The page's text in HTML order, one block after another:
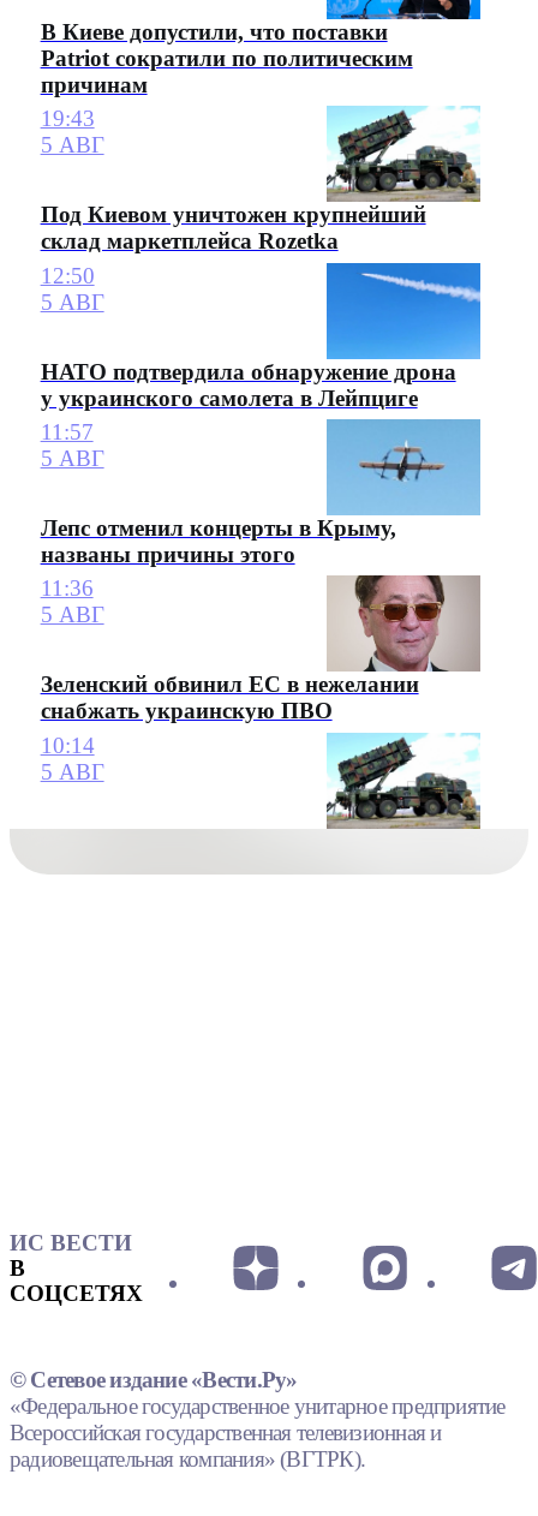
В Киеве допустили, что поставки
Patriot сократили по политическим
причинам
19:43
5 АВГ
Под Киевом уничтожен крупнейший
склад маркетплейса Rozetka
12:50
5 АВГ
НАТО подтвердила обнаружение дрона
у украинского самолета в Лейпциге
11:57
5 АВГ
Лепс отменил концерты в Крыму,
названы причины этого
11:36
5 АВГ
Зеленский обвинил ЕС в нежелании
снабжать украинскую ПВО
10:14
5 АВГ
ИС ВЕСТИ
В
СОЦСЕТЯХ
© Сетевое издание «Вести.Ру»
«Федеральное государственное унитарное предприятие
Всероссийская государственная телевизионная и
радиовещательная компания» (ВГТРК).